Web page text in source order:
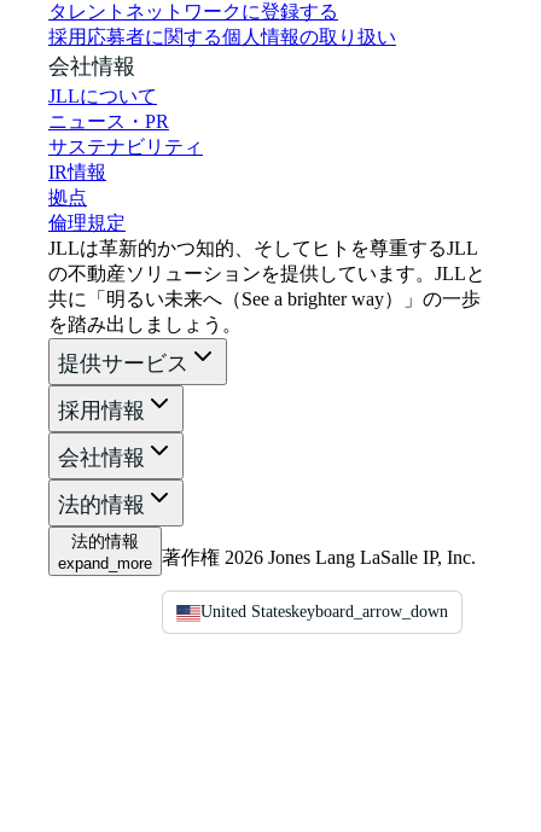
タレントネットワークに登録する
採用応募者に関する個人情報の取り扱い
会社情報
JLLについて
ニュース・PR
サステナビリティ
IR情報
拠点
倫理規定
JLLは革新的かつ知的、そしてヒトを尊重するJLL
の不動産ソリューションを提供しています。JLLと
共に「明るい未来へ（See a brighter way）」の一歩
を踏み出しましょう。
提供サービス
採用情報
会社情報
法的情報
法的情報
expand_more 著作権 2026 Jones Lang LaSalle IP, Inc.
United Stateskeyboard_arrow_down